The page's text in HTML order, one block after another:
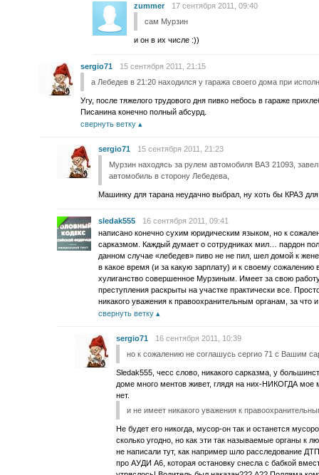
zummer
17 сентября 2011, 09:40
сам Мурзин
и он в их числе :))
sergio71
15 сентября 2011, 21:15
а Лебедев в 21:20 находился у гаража своего дома при
Угу, после тяжелого трудового дня пивко небось в гараже
Писанина конечно полный абсурд.
свернуть ветку
sergio71
15 сентября 2011, 21:23
Мурзин находясь за рулем автомобиля ВАЗ 21093,
автомобиль в сторону Лебедева,
Машинку для тарана неудачно выбрал, ну хоть бы КРАЗ
sledak555
16 сентября 2011, 09:41
написано конечно сухим юридическим языком, но к
сарказмом. Каждый думает о сотрудниках мил… пардон
данном случае «лебедев» пиво не не пил, шел домой к
в какое время (и за какую зарплату) и к своему сожалению
хулиганство совершенное Мурзиным. Имеет за свою
преступления раскрыты на участке практически все.
никакого уважения к правоохранительным органам, за что
свернуть ветку
sergio71
16 сентября 2011, 10:39
но к сожалению не соглашусь сергио 71 с Вашим
Sledak555, чесс слово, никакого сарказма, у
доме много ментов живет, глядя на них-НИКОГДА мое
нет.
и не имеет никакого уважения к
Не будет его никогда, мусор-он так и останется
сколько угодно, но как эти так называемые органы к
не написали тут, как например шло расследование
про АУДИ А6, которая остановку снесла с бабкой